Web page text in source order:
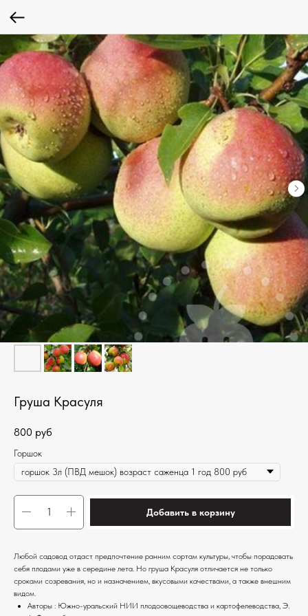
Груша Красуля
800 руб
Горшок
Добавить в корзину
Любой садовод отдаст предпочтение ранним сортам культуры, чтобы порадовать
себя плодами уже в середине лета. Но груша Красуля отличается не только
сроками созревания, но и назначением, вкусовыми качествами, а также внешним
видом.
Авторы : Южно-уральский НИИ плодоовощеводства и картофелеводства, Э.